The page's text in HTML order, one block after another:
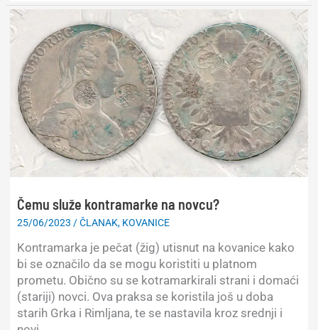
SFR
Jugoslavije
5000
dinara
1.IX.1991.
Čemu služe kontramarke na novcu?
25/06/2023 /ČLANAK, KOVANICE
Kontramarka je pečat (žig) utisnut na kovanice kako
bi se označilo da se mogu koristiti u platnom
prometu. Obično su se kotramarkirali strani i domaći
(stariji) novci. Ova praksa se koristila još u doba
starih Grka i Rimljana, te se nastavila kroz srednji i